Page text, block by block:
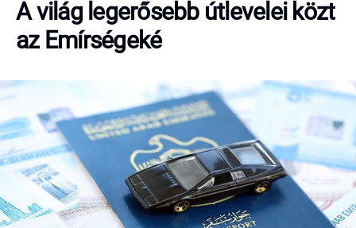
A világ legerősebb útlevelei közt
az Emírségeké